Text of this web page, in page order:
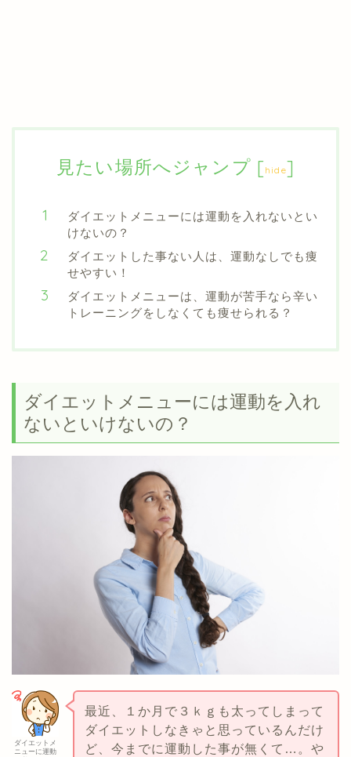
見たい場所へジャンプ [ hide]
ダイエットメニューには運動を入れないとい
けないの？
ダイエットした事ない人は、運動なしでも痩
せやすい！
ダイエットメニューは、運動が苦手なら辛い
トレーニングをしなくても痩せられる？
ダイエットメニューには運動を入れ
ないといけないの？
ダイエットメ
ニューに運動
最近、１か月で３ｋｇも太ってしまって
ダイエットしなきゃと思っているんだけ
ど、今までに運動した事が無くて…。や